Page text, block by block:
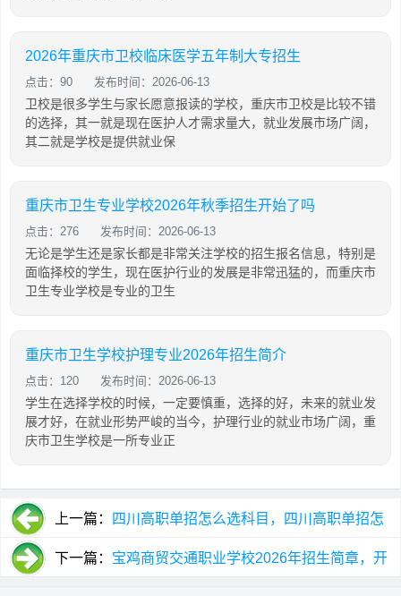
2026年重庆市卫校临床医学五年制大专招生
点击：90 发布时间：2026-06-13
卫校是很多学生与家长愿意报读的学校，重庆市卫校是比较不错
的选择，其一就是现在医护人才需求量大，就业发展市场广阔，
其二就是学校是提供就业保
重庆市卫生专业学校2026年秋季招生开始了吗
点击：276 发布时间：2026-06-13
无论是学生还是家长都是非常关注学校的招生报名信息，特别是
面临择校的学生，现在医护行业的发展是非常迅猛的，而重庆市
卫生专业学校是专业的卫生
重庆市卫生学校护理专业2026年招生简介
点击：120 发布时间：2026-06-13
学生在选择学校的时候，一定要慎重，选择的好，未来的就业发
展才好，在就业形势严峻的当今，护理行业的就业市场广阔，重
庆市卫生学校是一所专业正
上一篇： 四川高职单招怎么选科目，四川高职单招怎
么报名 下一篇： 宝鸡商贸交通职业学校2026年招生简章，开